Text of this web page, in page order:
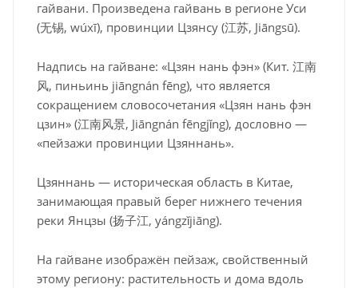
гайвани. Произведена гайвань в регионе Уси
(无锡, wúxī), провинции Цзянсу (江苏, Jiāngsū).
Надпись на гайване: «Цзян нань фэн» (Кит. 江南
风, пиньинь jiāngnán fēng), что является
сокращением словосочетания «Цзян нань фэн
цзин» (江南风景, Jiāngnán fēngjǐng), дословно —
«пейзажи провинции Цзяннань».
Цзяннань — историческая область в Китае,
занимающая правый берег нижнего течения
реки Янцзы (扬子江, yángzǐjiāng).
На гайване изображён пейзаж, свойственный
этому региону: растительность и дома вдоль